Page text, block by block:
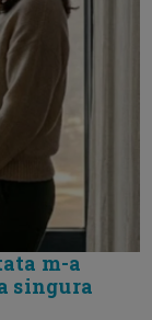
m-a
singura